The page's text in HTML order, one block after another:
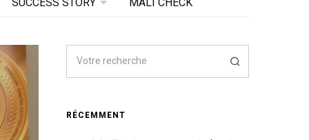
RÉCEMMENT